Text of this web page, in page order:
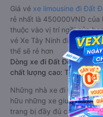
Giá vé xe limousine đi Đất
rẻ nhất là 450000VND của
thuộc vào vị trí ngồi của
vé Xe Tây Ninh đi Đất Đỏ -
thể sẽ rẻ hơn
Dòng xe đi Đất Đỏ - Bà
chất lượng cao: Thoải mái,
Những nhà xe đi Đất Đỏ -
hữu những xe giường nằm
trang bị đầy đủ các trang